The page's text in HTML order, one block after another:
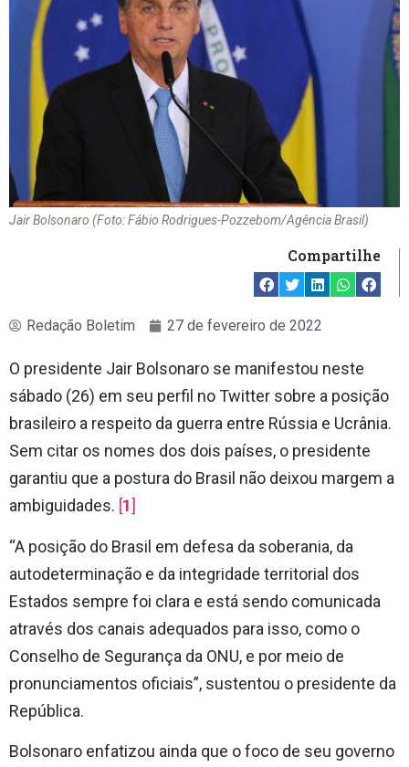
Jair Bolsonaro (Foto: Fábio Rodrigues-Pozzebom/Agência Brasil)
Compartilhe
Redação Boletim 27 de fevereiro de 2022
O presidente Jair Bolsonaro se manifestou neste
sábado (26) em seu perfil no Twitter sobre a posição
brasileiro a respeito da guerra entre Rússia e Ucrânia.
Sem citar os nomes dos dois países, o presidente
garantiu que a postura do Brasil não deixou margem a
ambiguidades. [1]
“A posição do Brasil em defesa da soberania, da
autodeterminação e da integridade territorial dos
Estados sempre foi clara e está sendo comunicada
através dos canais adequados para isso, como o
Conselho de Segurança da ONU, e por meio de
pronunciamentos oficiais”, sustentou o presidente da
República.
Bolsonaro enfatizou ainda que o foco de seu governo